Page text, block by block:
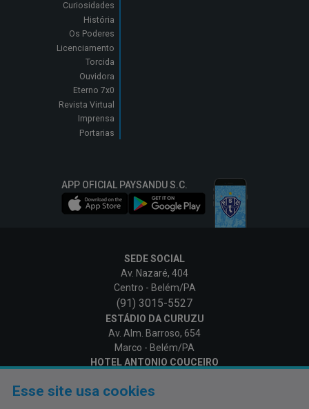
Curiosidades
História
Os Poderes
Licenciamento
Torcida
Ouvidora
Eterno 7x0
Revista Virtual
Imprensa
Portarias
APP OFICIAL PAYSANDU S.C.
SEDE SOCIAL
Av. Nazaré, 404
Centro - Belém/PA
(91) 3015-5527
ESTÁDIO DA CURUZU
Av. Alm. Barroso, 654
Marco - Belém/PA
HOTEL ANTONIO COUCEIRO
Marco - Belém/PA
Esse site usa cookies